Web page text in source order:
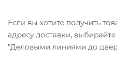
Если вы хотите получить
адресу доставки,
"Деловыми линиями до